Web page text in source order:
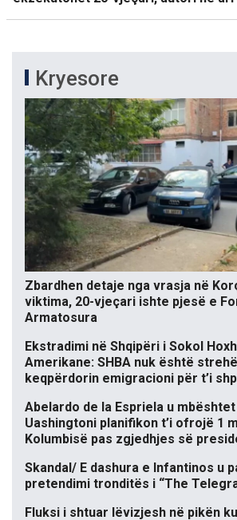
Kryesore
Zbardhen detaje nga vrasja në
viktima, 20-vjeçari ishte pjesë e
Armatosura
Ekstradimi në Shqipëri i Sokol
Amerikane: SHBA nuk është
keqpërdorin emigracioni për t’i
Abelardo de la Espriela u
Uashingtoni planifikon t’i ofrojë 1
Kolumbisë pas zgjedhjes së
Skandal/ E dashura e Infantinos u
pretendimi tronditës i “The
Fluksi i shtuar lëvizjesh në pikën